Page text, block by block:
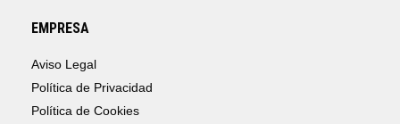
EMPRESA
Aviso Legal
Política de Privacidad
Política de Cookies